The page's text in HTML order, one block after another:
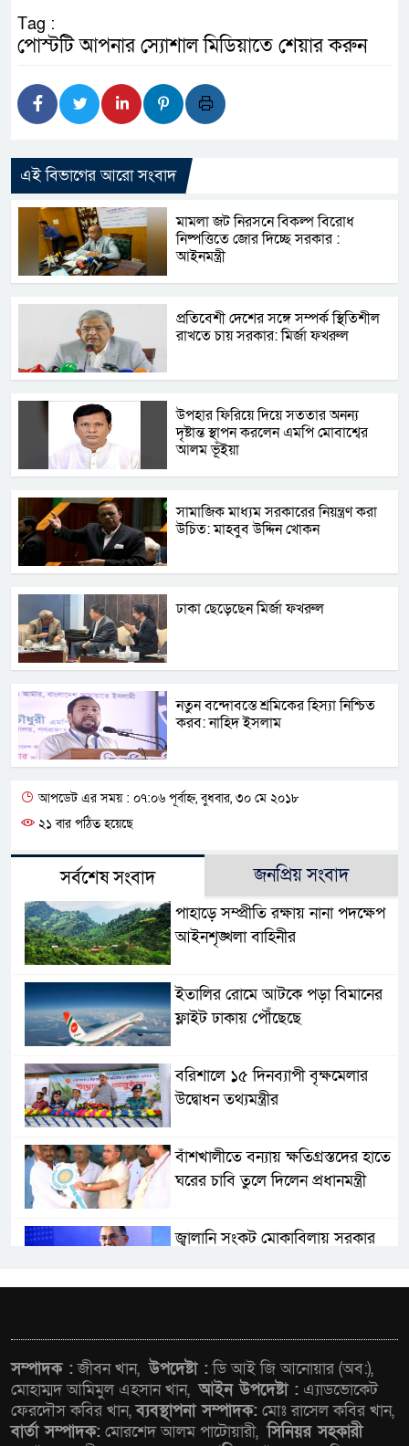
Tag :
পোস্টটি আপনার স্যোশাল মিডিয়াতে শেয়ার করুন
এই বিভাগের আরো সংবাদ
মামলা জট নিরসনে বিকল্প বিরোধ
নিষ্পত্তিতে জোর দিচ্ছে সরকার :
আইনমন্ত্রী
প্রতিবেশী দেশের সঙ্গে সম্পর্ক স্থিতিশীল
রাখতে চায় সরকার: মির্জা ফখরুল
উপহার ফিরিয়ে দিয়ে সততার অনন্য
দৃষ্টান্ত স্থাপন করলেন এমপি মোবাশ্বের
আলম ভূঁইয়া
সামাজিক মাধ্যম সরকারের নিয়ন্ত্রণ করা
উচিত: মাহবুব উদ্দিন খোকন
ঢাকা ছেড়েছেন মির্জা ফখরুল
নতুন বন্দোবস্তে শ্রমিকের হিস্যা নিশ্চিত
করব: নাহিদ ইসলাম
আপডেট এর সময় : ০৭:০৬ পূর্বাহ্ন, বুধবার, ৩০ মে ২০১৮
২১ বার পঠিত হয়েছে
সর্বশেষ সংবাদ জনপ্রিয় সংবাদ
পাহাড়ে সম্প্রীতি রক্ষায় নানা পদক্ষেপ
আইনশৃঙ্খলা বাহিনীর
ইতালির রোমে আটকে পড়া বিমানের
ফ্লাইট ঢাকায় পৌঁছেছে
বরিশালে ১৫ দিনব্যাপী বৃক্ষমেলার
উদ্বোধন তথ্যমন্ত্রীর
বাঁশখালীতে বন্যায় ক্ষতিগ্রস্তদের হাতে
ঘরের চাবি তুলে দিলেন প্রধানমন্ত্রী
জ্বালানি সংকট মোকাবিলায় সরকার
ঢাকা কেন্দ্রীয় কমিটির নির্বাহী সদস্য
সিএমএসএফ পুঁজিবাজারে
বিনিয়োগকারীদের স্বার্থ সুরক্ষায়
সম্পাদক :জীবন খান,উপদেষ্টা :ডি আই জি আনোয়ার (অব:),
মোহাম্মদ আমিমুল এহসান খান,আইন উপদেষ্টা : এ্যাডভোকেট
ফেরদৌস কবির খান,ব্যবস্থাপনা সম্পাদক: মোঃ রাসেল কবির খান,
বার্তা সম্পাদক: মোরশেদ আলম পাটোয়ারী,সিনিয়র সহকারী